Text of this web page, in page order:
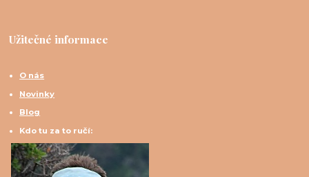
Užitečné informace
O nás
Novinky
Blog
Kdo tu za to ručí: